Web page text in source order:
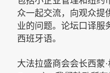
众一起交流，向观众提
业的问题。论坛口译服
西班牙语。
大法拉盛商会会长西蒙